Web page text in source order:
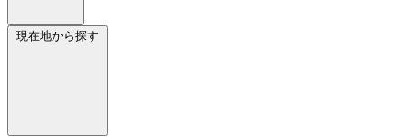
現在地から探す